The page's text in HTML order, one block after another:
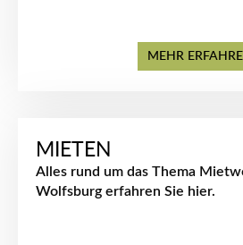
MEHR
MIETEN
Alles rund um das Thema
Wolfsburg erfahren Sie hier.